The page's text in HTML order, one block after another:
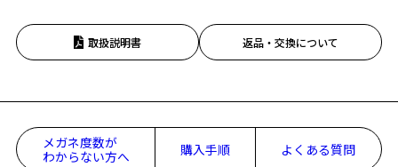
取扱説明書 返品・交換について
メガネ度数が
わからない方へ
購入手順 よくある質問